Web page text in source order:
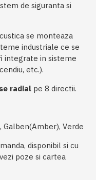
de siguranta si
se monteaza
industriale ce se
integrate in sisteme
etc.).
radial pe 8 directii.
Galben(Amber), Verde
disponibil si cu
poze si cartea